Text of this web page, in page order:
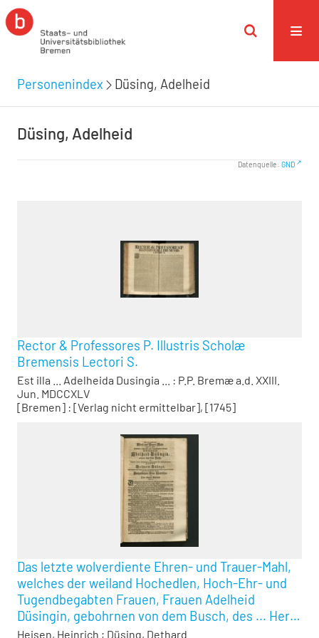
Personenindex Düsing, Adelheid
Düsing, Adelheid
Datenquelle: GND
Rector & Professores P. Illustris Scholæ
Bremensis Lectori S.
Est illa ... Adelheida Dusingia ... : P.P. Bremæ a.d. XXIII.
Jun. MDCCXLV
[Bremen] : [Verlag nicht ermittelbar], [1745]
Das letzte wolverdiente Ehren- und Trauer-Mahl,
welches der weiland Hochedlen, Hoch-Ehr- und
Tugendbegabten Frauen, Frauen Adelheid
Düsingin, gebohrnen von dem Busch, des ... Herrn
Dethardi Düsings, .... Hochgeschäzten Frau
Heisen, Heinrich ; Düsing, Dethard